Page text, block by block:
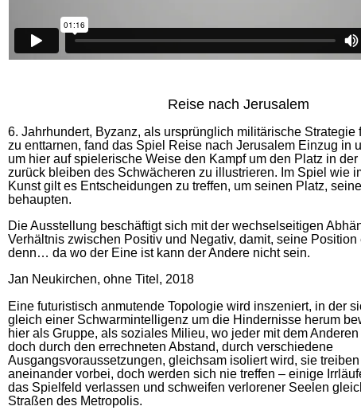
Reise nach Jerusalem
6. Jahrhundert, Byzanz, als ursprünglich militärische
zu enttarnen, fand das Spiel Reise nach Jerusalem Einzug in
um hier auf spielerische Weise den Kampf um den Platz in
zurück bleiben des Schwächeren zu illustrieren. Im Spiel wie
Kunst gilt es Entscheidungen zu treffen, um seinen Platz,
behaupten.
Die Ausstellung beschäftigt sich mit der wechselseitigen
Verhältnis zwischen Positiv und Negativ, damit, seine Position
denn… da wo der Eine ist kann der Andere nicht sein.
Jan Neukirchen, ohne Titel, 2018
Eine futuristisch anmutende Topologie wird inszeniert, in der
gleich einer Schwarmintelligenz um die Hindernisse herum
hier als Gruppe, als soziales Milieu, wo jeder mit dem
doch durch den errechneten Abstand, durch verschiedene
Ausgangsvoraussetzungen, gleichsam isoliert wird, sie
aneinander vorbei, doch werden sich nie treffen – einige
das Spielfeld verlassen und schweifen verlorener Seelen
Straßen des Metropolis.